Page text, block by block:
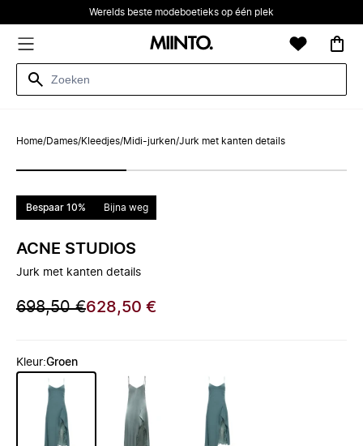
Werelds beste modeboetieks op één plek
Home/Dames/Kleedjes/Midi-jurken/Jurk met kanten details
Bespaar 10% Bijna weg
ACNE STUDIOS
Jurk met kanten details
698,50 €628,50 €
Kleur:Groen